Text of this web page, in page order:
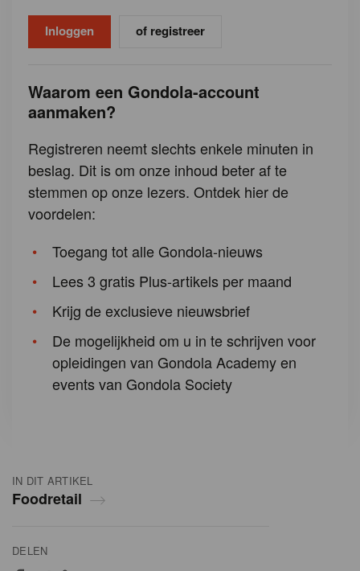
IN DIT ARTIKEL
Foodretail
DELEN
of registreer
Waarom een Gondola-account
aanmaken?
Registreren neemt slechts enkele minuten in
beslag. Dit is om onze inhoud beter af te
stemmen op onze lezers. Ontdek hier de
voordelen:
Toegang tot alle Gondola-nieuws
Lees 3 gratis Plus-artikels per maand
Krijg de exclusieve nieuwsbrief
De mogelijkheid om u in te schrijven voor
opleidingen van Gondola Academy en
events van Gondola Society